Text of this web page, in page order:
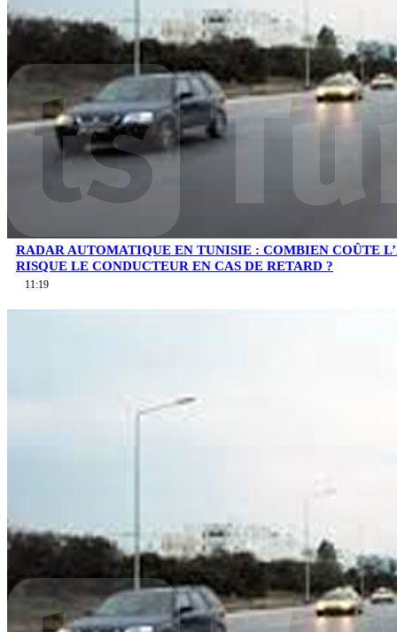
RADAR AUTOMATIQUE EN TUNISIE : COMBIEN COÛTE
RISQUE LE CONDUCTEUR EN CAS DE RETARD ?
11:19